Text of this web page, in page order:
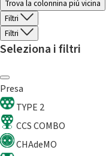
Trova la colonnina piú vicina
Filtri
Filtri
Seleziona i filtri
Presa
TYPE 2
CCS COMBO
CHAdeMO